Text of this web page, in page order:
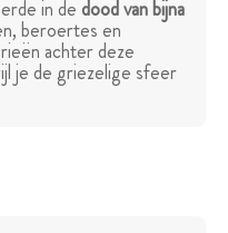
in dedood van bijna
beroertes en
achter deze
je de griezelige sfeer